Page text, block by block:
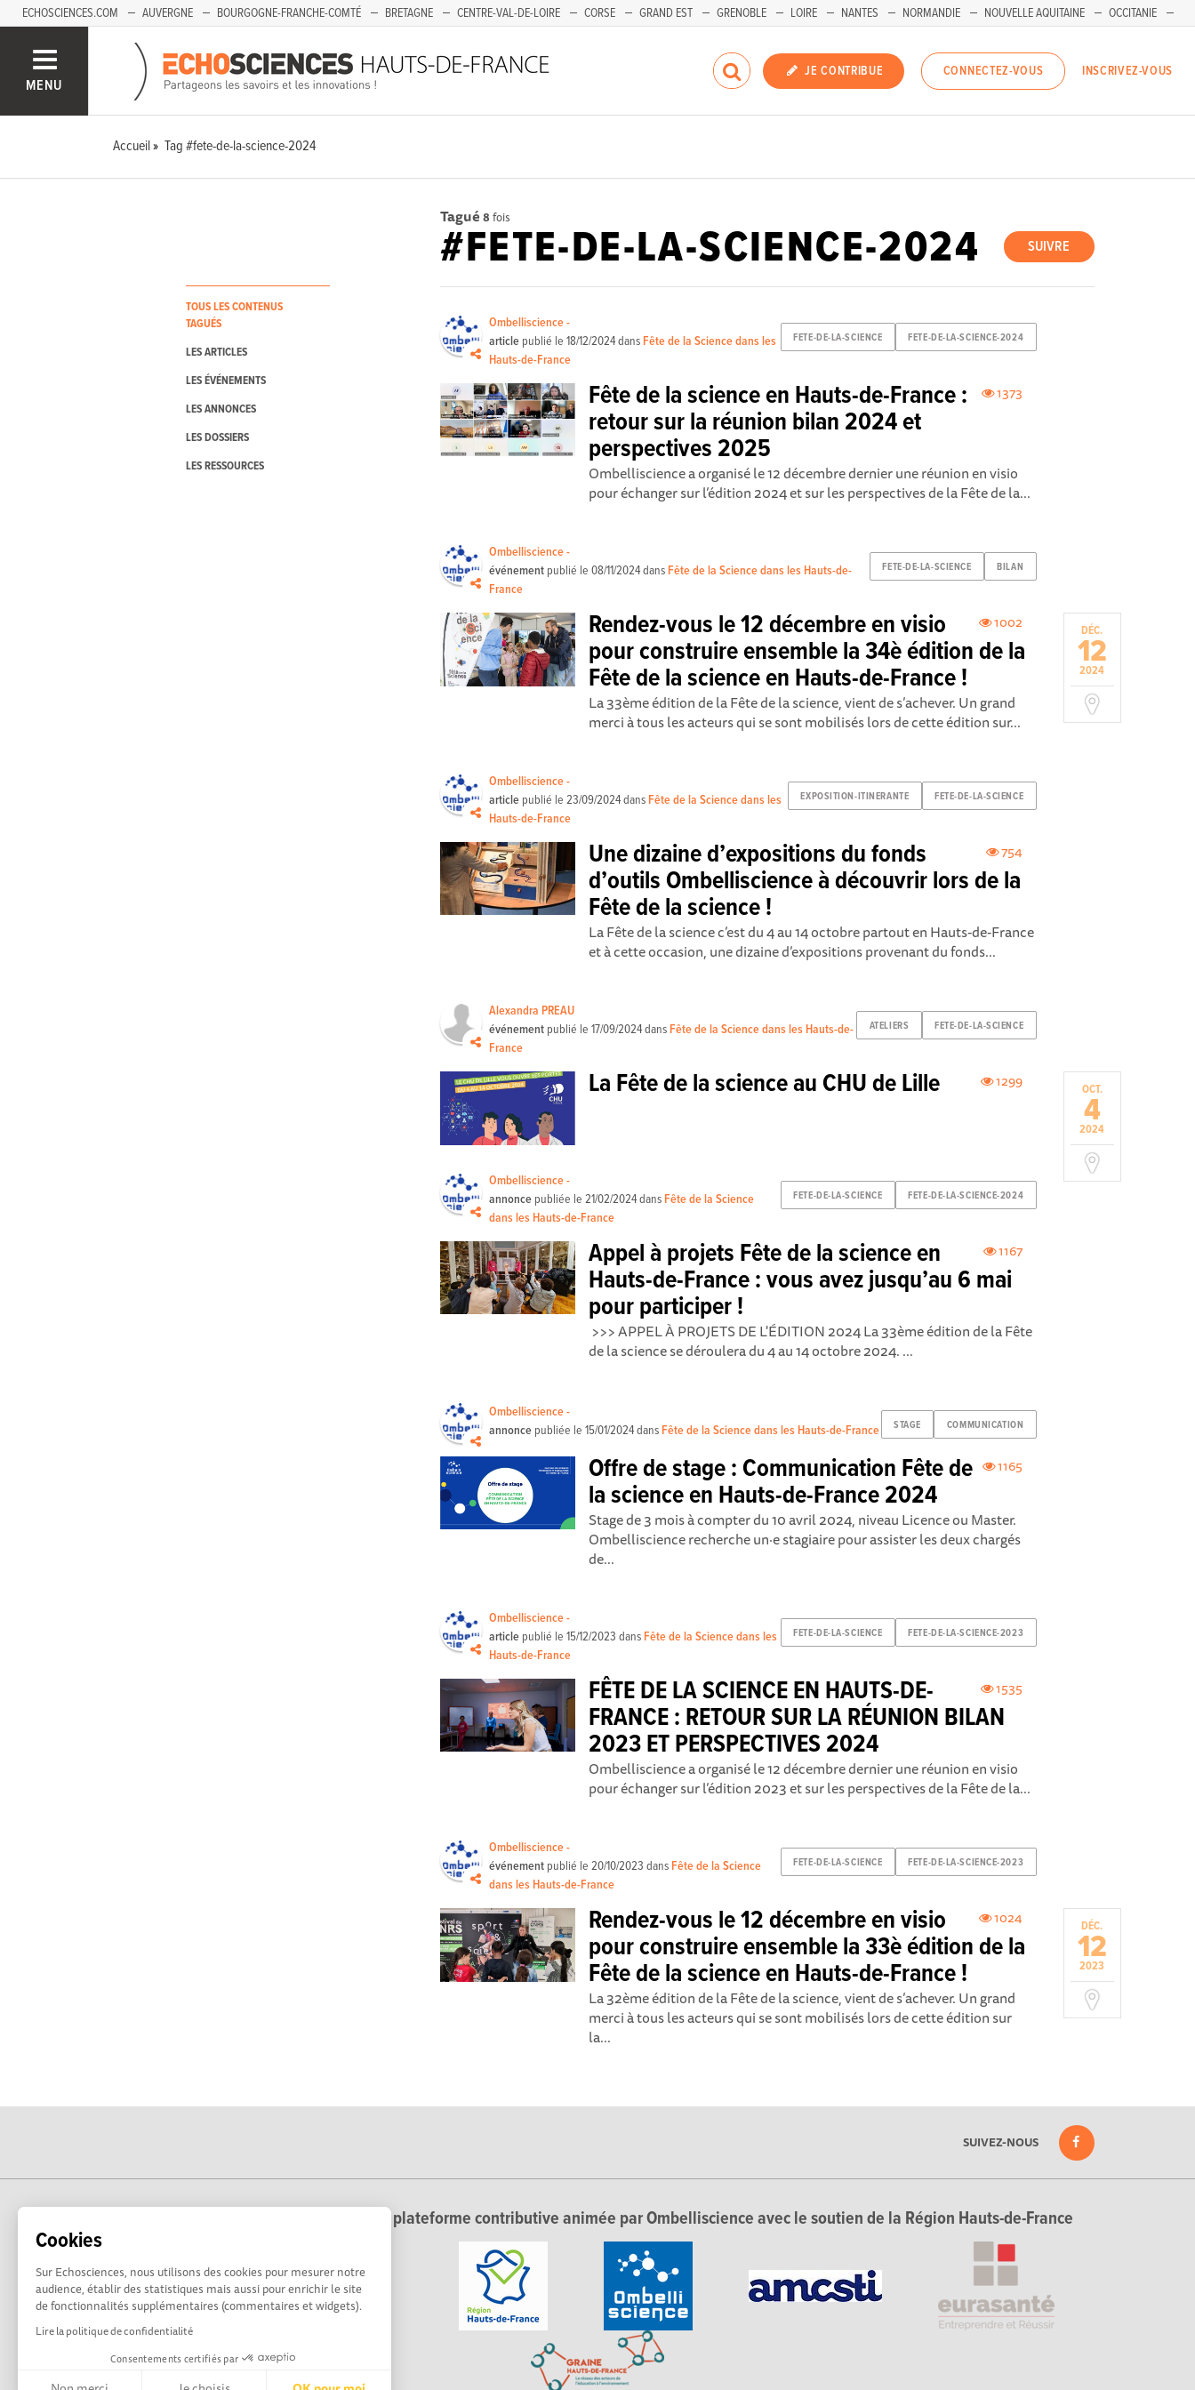
Cookies
Sur Echosciences, nous utilisons des cookies pour mesurer notre
audience, établir des statistiques mais aussi pour enrichir le site
de fonctionnalités supplémentaires (commentaires et widgets).
Lire la politique de confidentialité
Consentements certifiés par
ECHOSCIENCES.COM AUVERGNE BOURGOGNE-FRANCHE-COMTÉ BRETAGNE CENTRE-VAL-DE-LOIRE CORSE GRAND EST GRENOBLE LOIRE NANTES NORMANDIE NOUVELLE AQUITAINE
OCCITANIE
SAVOIE MONT-BLANC
MENU
JE CONTRIBUE CONNECTEZ-VOUS INSCRIVEZ-VOUS
Accueil Tag #fete-de-la-science-2024
TOUS LES CONTENUS
TAGUÉS
LES ARTICLES
LES ÉVÉNEMENTS
LES ANNONCES
LES DOSSIERS
LES RESSOURCES
Tagué 8 fois
SUIVRE
#FETE-DE-LA-SCIENCE-2024
FETE-DE-LA-SCIENCE FETE-DE-LA-SCIENCE-2024
Ombelliscience -
article publié le18/12/2024dans Fête de la Science dans les
Hauts-de-France
1373
Fête de la science en Hauts-de-France :
retour sur la réunion bilan 2024 et
perspectives 2025
Ombelliscience a organisé le 12 décembre dernier une réunion en visio
pour échanger sur l’édition 2024 et sur les perspectives de la Fête de la...
FETE-DE-LA-SCIENCE BILAN
Ombelliscience -
événement publié le08/11/2024dans Fête de la Science dans les Hauts-de-
France
DÉC.
12
2024
1002
Rendez-vous le 12 décembre en visio
pour construire ensemble la 34è édition de la
Fête de la science en Hauts-de-France !
La 33ème édition de la Fête de la science, vient de s’achever. Un grand
merci à tous les acteurs qui se sont mobilisés lors de cette édition sur...
EXPOSITION-ITINERANTE FETE-DE-LA-SCIENCE
Ombelliscience -
article publié le23/09/2024dans Fête de la Science dans les
Hauts-de-France
754
Une dizaine d’expositions du fonds
d’outils Ombelliscience à découvrir lors de la
Fête de la science !
La Fête de la science c’est du 4 au 14 octobre partout en Hauts-de-France
et à cette occasion, une dizaine d’expositions provenant du fonds...
ATELIERS FETE-DE-LA-SCIENCE
Alexandra PREAU
événement publié le17/09/2024dans Fête de la Science dans les Hauts-de-
France
OCT.
4
2024
1299
La Fête de la science au CHU de Lille
FETE-DE-LA-SCIENCE FETE-DE-LA-SCIENCE-2024
Ombelliscience -
annonce publiée le21/02/2024dans Fête de la Science
dans les Hauts-de-France
1167
Appel à projets Fête de la science en
Hauts-de-France : vous avez jusqu’au 6 mai
pour participer !
>>> APPEL À PROJETS DE L'ÉDITION 2024 La 33ème édition de la Fête
de la science se déroulera du 4 au 14 octobre 2024. ...
STAGE COMMUNICATION
Ombelliscience -
annonce publiée le15/01/2024dans Fête de la Science dans les Hauts-de-France
1165
Offre de stage : Communication Fête de
la science en Hauts-de-France 2024
Stage de 3 mois à compter du 10 avril 2024, niveau Licence ou Master.
Ombelliscience recherche un·e stagiaire pour assister les deux chargés
de...
FETE-DE-LA-SCIENCE FETE-DE-LA-SCIENCE-2023
Ombelliscience -
article publié le15/12/2023 dans Fête de la Science dans les
Hauts-de-France
1535
FÊTE DE LA SCIENCE EN HAUTS-DE-
FRANCE : RETOUR SUR LA RÉUNION BILAN
2023 ET PERSPECTIVES 2024
Ombelliscience a organisé le 12 décembre dernier une réunion en visio
pour échanger sur l’édition 2023 et sur les perspectives de la Fête de la...
FETE-DE-LA-SCIENCE FETE-DE-LA-SCIENCE-2023
Ombelliscience -
événement publié le20/10/2023 dans Fête de la Science
dans les Hauts-de-France
DÉC.
12
2023
1024
Rendez-vous le 12 décembre en visio
pour construire ensemble la 33è édition de la
Fête de la science en Hauts-de-France !
La 32ème édition de la Fête de la science, vient de s’achever. Un grand
merci à tous les acteurs qui se sont mobilisés lors de cette édition sur
la...
SUIVEZ-NOUS
Echosciences Hauts-de-France est une plateforme contributive animée par Ombelliscience avec le soutien de la Région Hauts-de-France